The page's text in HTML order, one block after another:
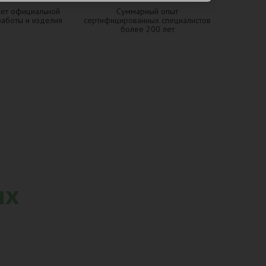
официальной
и изделия
Суммарный опыт
сертифицированных специалистов
более 200 лет